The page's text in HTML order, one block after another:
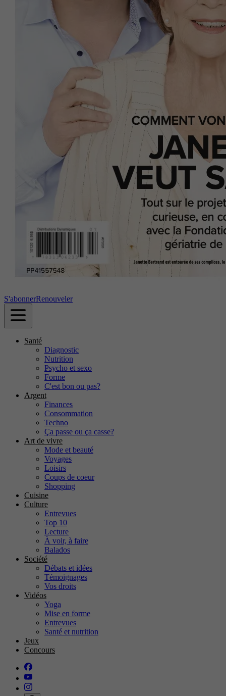
S'abonnerRenouveler
Santé
Diagnostic
Nutrition
Psycho et sexo
Forme
C'est bon ou pas?
Argent
Finances
Consommation
Techno
Ça passe ou ça casse?
Art de vivre
Mode et beauté
Voyages
Loisirs
Coups de coeur
Shopping
Cuisine
Culture
Entrevues
Top 10
Lecture
À voir, à faire
Balados
Société
Débats et idées
Témoignages
Vos droits
Vidéos
Yoga
Mise en forme
Entrevues
Santé et nutrition
Jeux
Concours